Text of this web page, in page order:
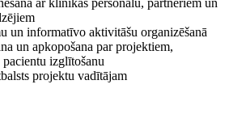
ar klīnikas personālu, partneriem un
un informatīvo aktivitāšu organizēšanā
un apkopošana par projektiem,
izglītošanu
projektu vadītājam